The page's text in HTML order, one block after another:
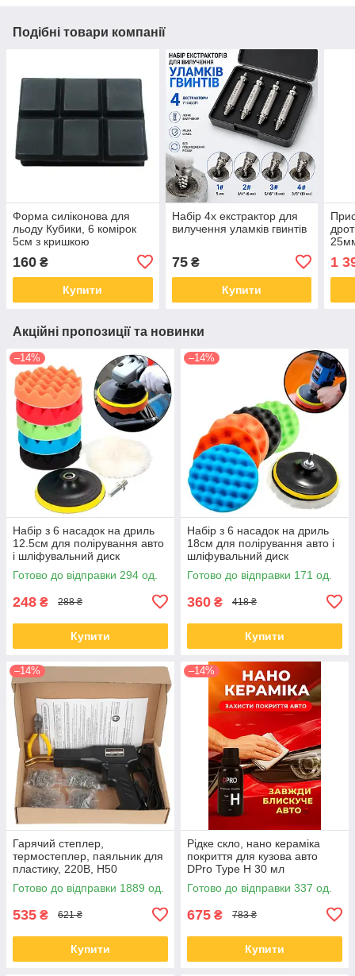
Подібні товари компанії
Форма силіконова для
льоду Кубики, 6 комірок
5см з кришкою
160 ₴
Купити
Набір 4x екстрактор для
вилучення уламків гвинтів
75₴
Купити
1
Акційні пропозиції та новинки
–14%
Набір з 6 насадок на дриль
12.5см для полірування авто
і шліфувальний диск
Готово до відправки 294 од.
248 ₴ 288 ₴
Купити
–14%
Набір з 6 насадок на дриль
18см для полірування авто і
шліфувальний диск
Готово до відправки 171 од.
360 ₴ 418 ₴
Купити
–14%
Гарячий степлер,
термостеплер, паяльник для
пластику, 220В, H50
паяльник для бамперів зі
скобами
Готово до відправки 1889 од.
535 ₴ 621 ₴
Купити
–14%
Рідке скло, нано кераміка
покриття для кузова авто
DPro Type H 30 мл
Готово до відправки 337 од.
675 ₴ 783 ₴
Купити